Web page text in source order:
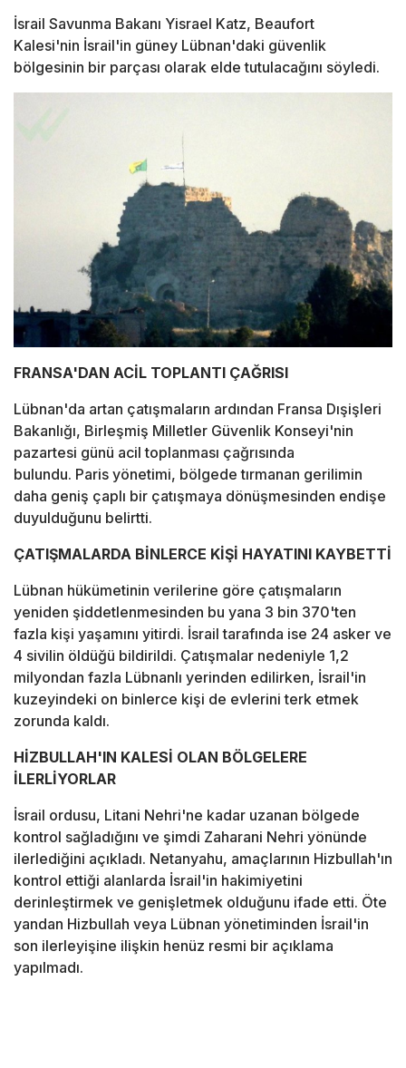
İsrail Savunma Bakanı Yisrael Katz, Beaufort
Kalesi'nin İsrail'in güney Lübnan'daki güvenlik
bölgesinin bir parçası olarak elde tutulacağını söyledi.
FRANSA'DAN ACİL TOPLANTI ÇAĞRISI
Lübnan'da artan çatışmaların ardından Fransa Dışişleri
Bakanlığı, Birleşmiş Milletler Güvenlik Konseyi'nin
pazartesi günü acil toplanması çağrısında
bulundu. Paris yönetimi, bölgede tırmanan gerilimin
daha geniş çaplı bir çatışmaya dönüşmesinden endişe
duyulduğunu belirtti.
ÇATIŞMALARDA BİNLERCE KİŞİ HAYATINI KAYBETTİ
Lübnan hükümetinin verilerine göre çatışmaların
yeniden şiddetlenmesinden bu yana 3 bin 370'ten
fazla kişi yaşamını yitirdi. İsrail tarafında ise 24 asker ve
4 sivilin öldüğü bildirildi. Çatışmalar nedeniyle 1,2
milyondan fazla Lübnanlı yerinden edilirken, İsrail'in
kuzeyindeki on binlerce kişi de evlerini terk etmek
zorunda kaldı.
HİZBULLAH'IN KALESİ OLAN BÖLGELERE
İLERLİYORLAR
İsrail ordusu, Litani Nehri'ne kadar uzanan bölgede
kontrol sağladığını ve şimdi Zaharani Nehri yönünde
ilerlediğini açıkladı. Netanyahu, amaçlarının Hizbullah'ın
kontrol ettiği alanlarda İsrail'in hakimiyetini
derinleştirmek ve genişletmek olduğunu ifade etti. Öte
yandan Hizbullah veya Lübnan yönetiminden İsrail'in
son ilerleyişine ilişkin henüz resmi bir açıklama
yapılmadı.